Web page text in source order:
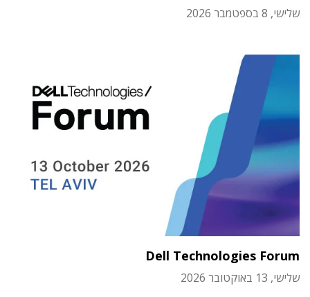
שלישי, 8 בספטמבר 2026
Dell Technologies Forum
שלישי, 13 באוקטובר 2026